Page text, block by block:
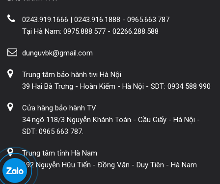
0243.919.1666 | 0243.916.1888 - 0965.663.787
Tại Hà Nam: 0975.888.577 - 02266.288.588
dunguvbk@gmail.com
Trung tâm bảo hành tivi Hà Nội
39 Hai Bà Trưng - Hoàn Kiếm - Hà Nội - SDT: 0934 588 990
Cửa hàng bảo hành TV
34 ngõ 118/3 Nguyễn Khánh Toàn - Cầu Giấy - Hà Nội -
SDT: 0965 663 787.
Trung tâm tỉnh Hà Nam
192 Nguyễn Hữu Tiến - Đồng Văn - Duy Tiên - Hà Nam